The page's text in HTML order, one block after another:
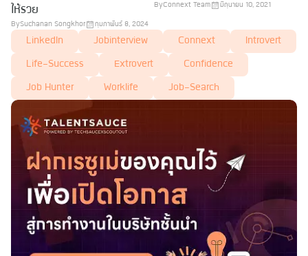
ให้รวย
BySuchanan Songkhor กุมภาพันธ์ 8, 2024
ByConnext Team มิถุนายน 10, 2021
LinkedIn Jobinterview Connext Introvert
Life-Success Extrovert Confidence
Job Hunter Worklife Job-Search